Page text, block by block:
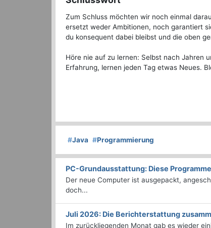
Zum Schluss möchten wir noch einmal
ersetzt weder Ambitionen, noch garantiert
du konsequent dabei bleibst und die oben
Höre nie auf zu lernen: Selbst nach Jahren
Erfahrung, lernen jeden Tag etwas Neues.
#Java #Programmierung
PC-Grundausstattung: Diese
Der neue Computer ist ausgepackt,
doch...
Juli 2026: Die Bericht­erstattung
Im zurückliegenden Monat gab es wieder